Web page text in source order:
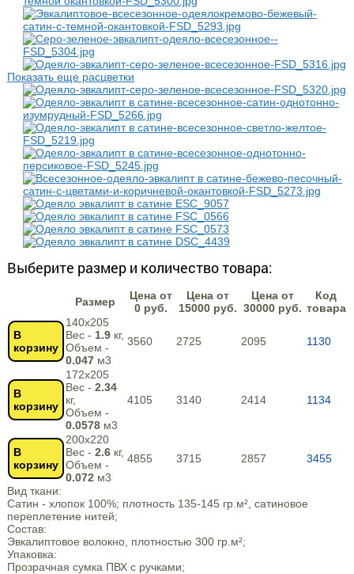
Показать еще расцветки
Выберите размер и количество товара:
Размер
Цена от
0 руб.
Цена от
15000 руб.
Цена от
30000 руб.
Код
товара
В
корзину
140х205
Вес - 1.9кг,
Объем -
0.047м3
3560 2725 2095 1130
В
корзину
172х205
Вес - 2.34
кг,
Объем -
0.0578м3
4105 3140 2414 1134
В
корзину
200х220
Вес - 2.6кг,
Объем -
0.072 м3
4855 3715 2857 3455
Вид ткани:
Сатин - хлопок 100%; плотность 135-145 гр.м², сатиновое
переплетение нитей;
Состав:
Эвкалиптовое волокно, плотностью 300 гр.м²;
Упаковка:
Прозрачная сумка ПВХ с ручками;